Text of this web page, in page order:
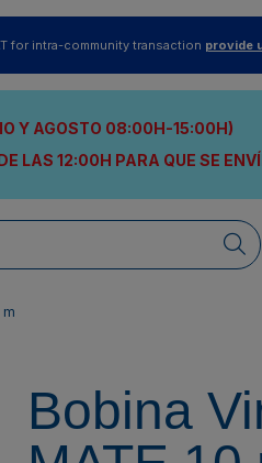
for intra-community transaction provide
Y AGOSTO 08:00H-15:00H)
LAS 12:00H PARA QUE SE
m
Bobina